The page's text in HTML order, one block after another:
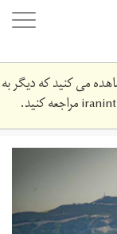
می کنید که دیگر به
مراجعه کنید.